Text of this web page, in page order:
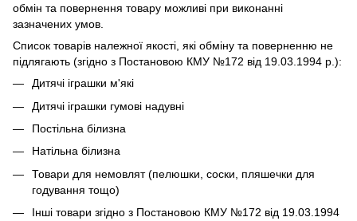
обмін та повернення товару можливі при виконанні
зазначених умов.
Список товарів належної якості, які обміну та поверненню не
підлягають (згідно з Постановою КМУ №172 від 19.03.1994 р.):
Дитячі іграшки м'які
Дитячі іграшки гумові надувні
Постільна білизна
Натільна білизна
Товари для немовлят (пелюшки, соски, пляшечки для
годування тощо)
Інші товари згідно з Постановою КМУ №172 від 19.03.1994